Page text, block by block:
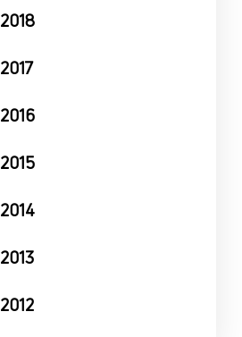
2018
2017
2016
2015
2014
2013
2012